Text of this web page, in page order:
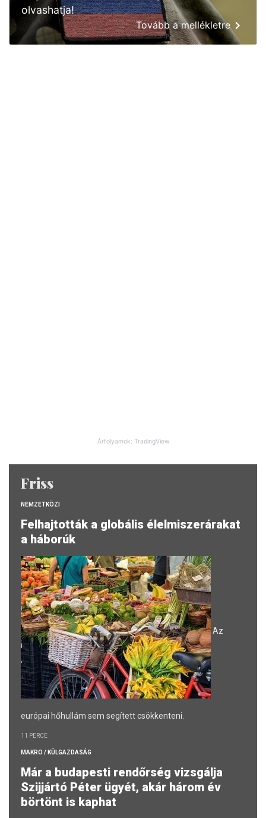
olvashatja!
Tovább a mellékletre
Árfolyamok: TradingView
Friss
NEMZETKÖZI
Felhajtották a globális élelmiszerárakat
a háborúk
Az
európai hőhullám sem segített csökkenteni.
11 PERCE
MAKRO / KÜLGAZDASÁG
Már a budapesti rendőrség vizsgálja
Szijjártó Péter ügyét, akár három év
börtönt is kaphat